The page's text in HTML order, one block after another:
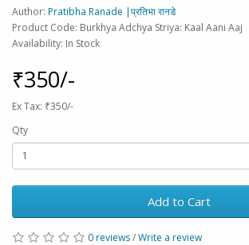
Author: Pratibha Ranade |प्रतिभा रानडे
Product Code: Burkhya Adchya Striya: Kaal Aani Aaj
Availability: In Stock
₹350/-
Ex Tax: ₹350/-
Qty
Add to Cart
0 reviews/Write a review